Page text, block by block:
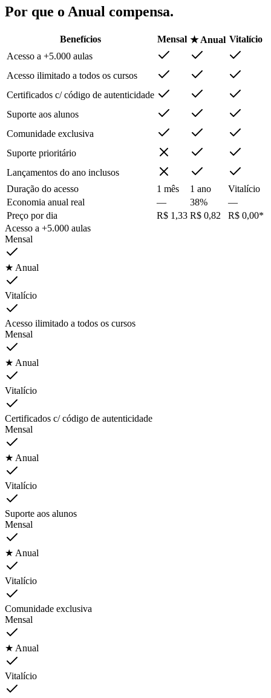
Por que o Anual compensa.
Benefícios Mensal ★ Anual Vitalício
Acesso a +5.000 aulas
Acesso ilimitado a todos os cursos
Certificados c/ código de autenticidade
Suporte aos alunos
Comunidade exclusiva
Suporte prioritário
Lançamentos do ano inclusos
Duração do acesso
1 mês 1 ano
Vitalício
Economia anual real
— 38%
—
Preço por dia
R$ 1,33 R$ 0,82
R$ 0,00*
Acesso a +5.000 aulas
Mensal
★ Anual
Vitalício
Acesso ilimitado a todos os cursos
Mensal
★ Anual
Vitalício
Certificados c/ código de autenticidade
Mensal
★ Anual
Vitalício
Suporte aos alunos
Mensal
★ Anual
Vitalício
Comunidade exclusiva
Mensal
★ Anual
Vitalício